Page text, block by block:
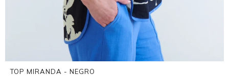
TOP MIRANDA - NEGRO